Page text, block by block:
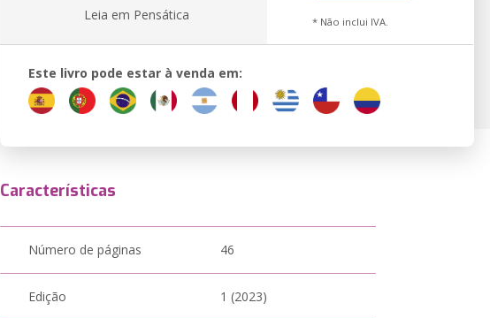
* Não inclui IVA.
Leia em Pensática
Este livro pode estar à venda em:
Características
Número de páginas 46
Edição 1 (2023)